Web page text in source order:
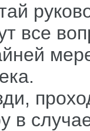
все
в